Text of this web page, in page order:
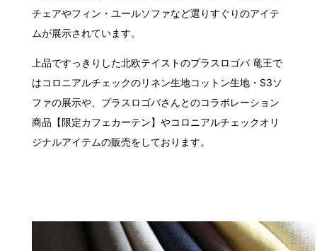
チェアやフィン・ユールソファなど選りすぐりのアイテ
ムが展示されています。
上品ですっきりした北欧テイストのプラスロゴバ 竜王で
はコロニアルチェックのリネン生地コットン生地・S3ソ
ファの展示や、プラスロゴバさんとのコラボレーション
商品【限定カフェカーテン】やコロニアルチェックオリ
ジナルアイテムの販売をしております。